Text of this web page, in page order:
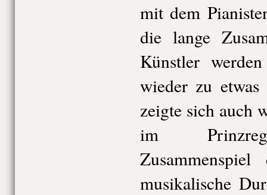
mit dem
die lange
Künstler
wieder zu etwas
zeigte sich auch
im
musikalische